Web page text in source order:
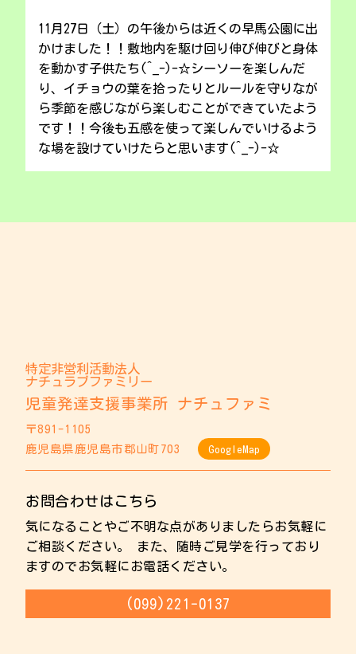
11月27日（土）の午後からは近くの早馬公園に出
かけました！！敷地内を駆け回り伸び伸びと身体
を動かす子供たち(^_-)-☆シーソーを楽しんだ
り、イチョウの葉を拾ったりとルールを守りなが
ら季節を感じながら楽しむことができていたよう
です！！今後も五感を使って楽しんでいけるよう
な場を設けていけたらと思います(^_-)-☆
特定非営利活動法人
ナチュラブファミリー
児童発達支援事業所 ナチュファミ
〒891-1105
鹿児島県鹿児島市郡山町703
GoogleMap
お問合わせはこちら
気になることやご不明な点がありましたらお気軽に
ご相談ください。 また、随時ご見学を行っており
ますのでお気軽にお電話ください。
(099)221-0137